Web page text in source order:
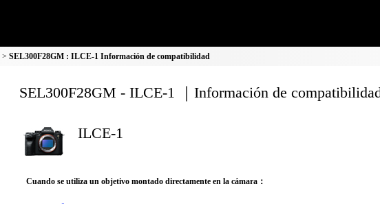
SEL300F28GM : ILCE-1 Información de compatibilidad
SEL300F28GM - ILCE-1 ｜Información de
ILCE-1
Cuando se utiliza un objetivo montado directamente en la cámara：